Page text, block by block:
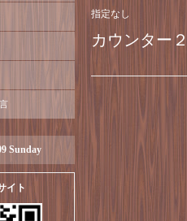
指定なし
カウンター
Sunday
イト